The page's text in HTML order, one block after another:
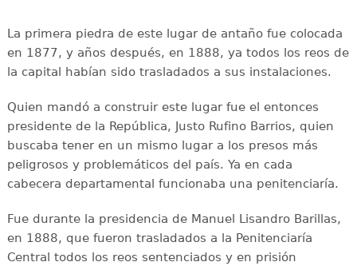
La primera piedra de este lugar de antaño fue colocada
en 1877, y años después, en 1888, ya todos los reos de
la capital habían sido trasladados a sus instalaciones.
Quien mandó a construir este lugar fue el entonces
presidente de la República, Justo Rufino Barrios, quien
buscaba tener en un mismo lugar a los presos más
peligrosos y problemáticos del país. Ya en cada
cabecera departamental funcionaba una penitenciaría.
Fue durante la presidencia de Manuel Lisandro Barillas,
en 1888, que fueron trasladados a la Penitenciaría
Central todos los reos sentenciados y en prisión